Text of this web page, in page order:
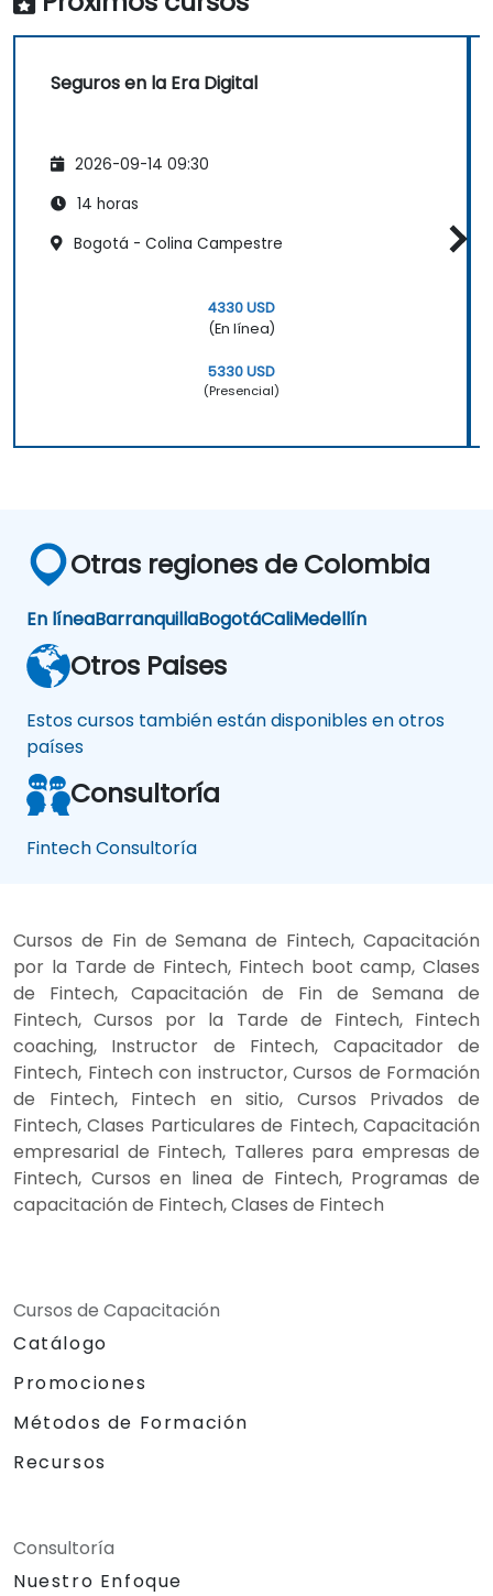
Seguros en la Era Digital
2026-09-14 09:30
14 horas
Bogotá - Colina Campestre
4330 USD
(En línea)
5330 USD
(Presencial)
Otras regiones de Colombia
En líneaBarranquillaBogotáCaliMedellín
Otros Paises
Estos cursos también están disponibles en otros
países
Consultoría
Fintech Consultoría
Cursos de Fin de Semana de Fintech, Capacitación
por la Tarde de Fintech, Fintech boot camp, Clases
de Fintech, Capacitación de Fin de Semana de
Fintech, Cursos por la Tarde de Fintech, Fintech
coaching, Instructor de Fintech, Capacitador de
Fintech, Fintech con instructor, Cursos de Formación
de Fintech, Fintech en sitio, Cursos Privados de
Fintech, Clases Particulares de Fintech, Capacitación
empresarial de Fintech, Talleres para empresas de
Fintech, Cursos en linea de Fintech, Programas de
capacitación de Fintech, Clases de Fintech
Cursos de Capacitación
Catálogo
Promociones
Métodos de Formación
Recursos
Consultoría
Nuestro Enfoque